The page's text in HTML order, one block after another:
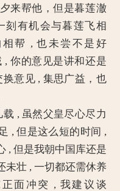
帮他，但是暮莲澈
刻有机会与暮莲飞相
帮 , 也未尝不是好
, 你的意见是讲和还是
意见 , 集思广益，也
, 虽然父皇尽心尽力
, 但是这么短的时间 ,
, 但是我朝中国库还是
未壮 , 一切都还需休养
面冲突 , 我建议谈